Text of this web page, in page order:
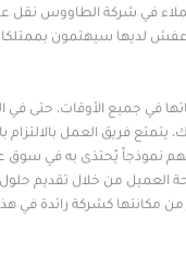
في شركة الطاووس
لديها سيهتمون
في جميع الأوقات، حتى في
يتمتع فريق العمل بالالتزام
نموذجاً يُحتذى به في
العميل من خلال تقديم
من مكانتها كشركة رائدة في